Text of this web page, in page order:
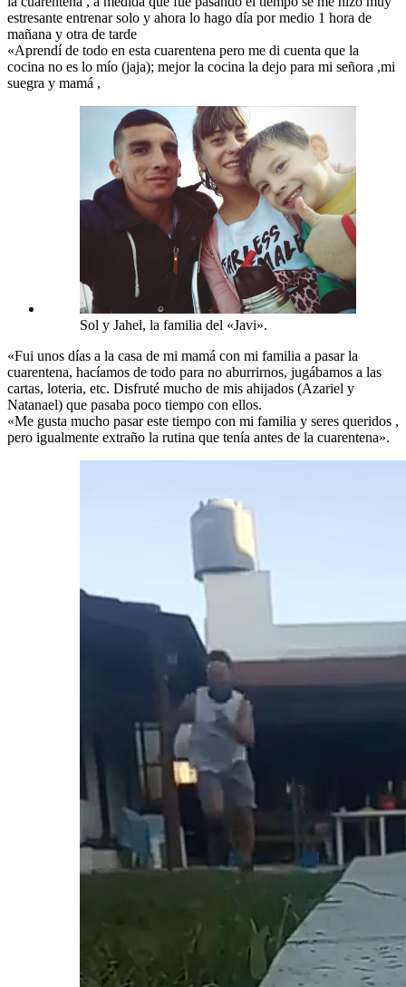
estresante entrenar solo y ahora lo hago día por medio 1 hora de
mañana y otra de tarde
«Aprendí de todo en esta cuarentena pero me di cuenta que la
cocina no es lo mío (jaja); mejor la cocina la dejo para mi señora ,mi
suegra y mamá ,
Sol y Jahel, la familia del «Javi».
«Fui unos días a la casa de mi mamá con mi familia a pasar la
cuarentena, hacíamos de todo para no aburrirnos, jugábamos a las
cartas, loteria, etc. Disfruté mucho de mis ahijados (Azariel y
Natanael) que pasaba poco tiempo con ellos.
«Me gusta mucho pasar este tiempo con mi familia y seres queridos ,
pero igualmente extraño la rutina que tenía antes de la cuarentena».